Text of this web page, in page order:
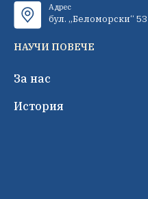
Адрес
бул. „Беломорски“ 53
НАУЧИ ПОВЕЧЕ
За нас
История